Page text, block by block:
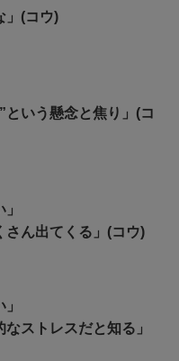
」(コウ)
という懸念と焦り」(コ
さん出てくる」(コウ)
ストレスだと知る」